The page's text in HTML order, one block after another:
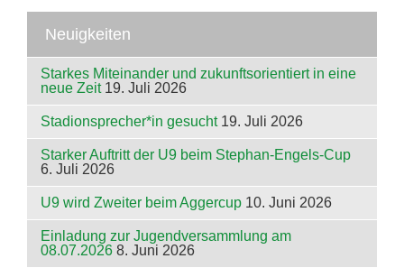
Neuigkeiten
Starkes Miteinander und zukunftsorientiert in eine
neue Zeit 19. Juli 2026
Stadionsprecher*in gesucht 19. Juli 2026
Starker Auftritt der U9 beim Stephan-Engels-Cup
6. Juli 2026
U9 wird Zweiter beim Aggercup 10. Juni 2026
Einladung zur Jugendversammlung am
08.07.2026 8. Juni 2026